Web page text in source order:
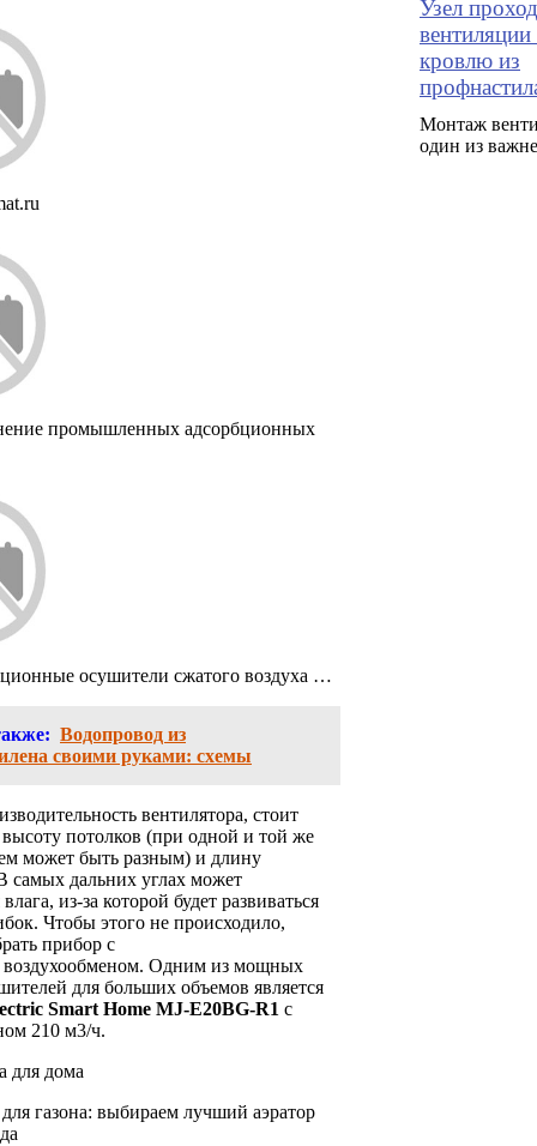
промышленных адсорбционных
осушители сжатого воздуха …
Водопровод из
своими руками: схемы
вентилятора, стоит
высоту потолков (при одной и той же
может быть разным) и длину
самых дальних углах может
из-за которой будет развиваться
Чтобы этого не происходило,
прибор с
воздухообменом. Одним из мощных
для больших объемов является
Smart Home MJ-E20BG-R1 с
210 м3/ч.
для дома
газона: выбираем лучший аэратор
Узел
вентиляции
кровлю из
Монтаж
один из